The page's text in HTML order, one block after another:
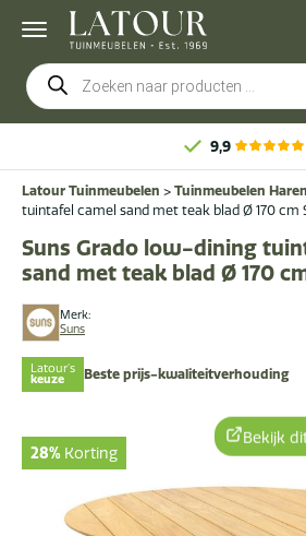
Producten
zoeken
9,9
Latour Tuinmeubelen > Tuinmeubelen Haren
tuintafel camel sand met teak blad Ø 170 cm
Merk:
Suns
Suns Grado low-dining
sand met teak blad Ø 170
Latour's
keuze Beste prijs-kwaliteitverhouding
28% Korting
Bekijk